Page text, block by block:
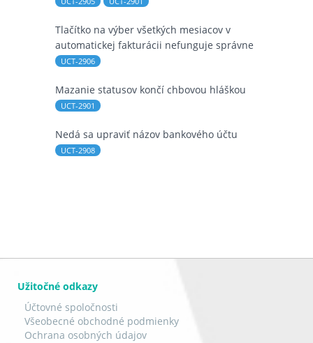
Tlačítko na výber všetkých mesiacov v
automatickej fakturácii nefunguje správne
UCT-2906
Mazanie statusov končí chbovou hláškou
UCT-2901
Nedá sa upraviť názov bankového účtu
UCT-2908
Užitočné odkazy
Účtovné spoločnosti
Všeobecné obchodné podmienky
Ochrana osobných údajov